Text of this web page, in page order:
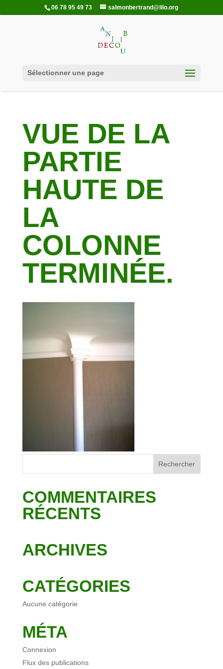
06 78 95 49 73 salmonbertrand@lilo.org
Sélectionner une page
VUE DE LA
PARTIE
HAUTE DE
LA
COLONNE
TERMINÉE.
COMMENTAIRES
RÉCENTS
ARCHIVES
CATÉGORIES
Aucune catégorie
MÉTA
Connexion
Flux des publications